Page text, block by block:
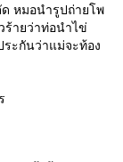
หมอนำรูปถ่ายโพ
ร้ายว่าท่อนำไข่
ะกันว่าแม่จะท้อง